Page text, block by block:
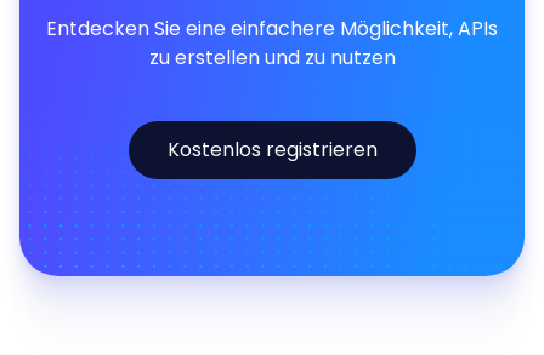
Entdecken Sie eine einfachere Möglichkeit, APIs
zu erstellen und zu nutzen
Kostenlos registrieren